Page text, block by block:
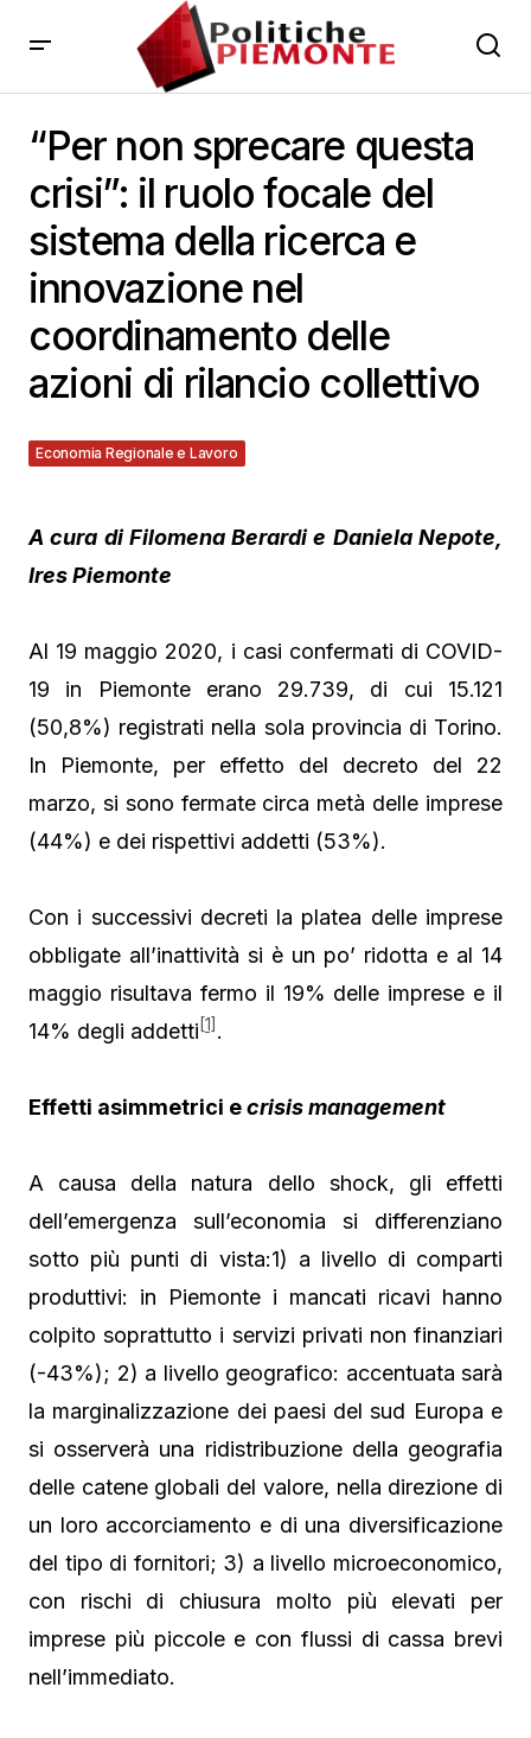
“Per non sprecare questa
crisi”: il ruolo focale del
sistema della ricerca e
innovazione nel
coordinamento delle
azioni di rilancio collettivo
Economia Regionale e Lavoro
28 Maggio 2020
A cura di Filomena Berardi e Daniela Nepote,
Ires Piemonte
Al 19 maggio 2020, i casi confermati di COVID-
19 in Piemonte erano 29.739, di cui 15.121
(50,8%) registrati nella sola provincia di Torino.
In Piemonte, per effetto del decreto del 22
marzo, si sono fermate circa metà delle imprese
(44%) e dei rispettivi addetti (53%).
Con i successivi decreti la platea delle imprese
obbligate all’inattività si è un po’ ridotta e al 14
maggio risultava fermo il 19% delle imprese e il
14% degli addetti [1] .
Effetti asimmetrici ecrisis management
A causa della natura dello shock, gli effetti
dell’emergenza sull’economia si differenziano
sotto più punti di vista:1) a livello di comparti
produttivi: in Piemonte i mancati ricavi hanno
colpito soprattutto i servizi privati non finanziari
(-43%); 2) a livello geografico: accentuata sarà
la marginalizzazione dei paesi del sud Europa e
si osserverà una ridistribuzione della geografia
delle catene globali del valore, nella direzione di
un loro accorciamento e di una diversificazione
del tipo di fornitori; 3) a livello microeconomico,
con rischi di chiusura molto più elevati per
imprese più piccole e con flussi di cassa brevi
nell’immediato.